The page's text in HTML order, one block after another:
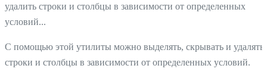
удалить строки и столбцы в зависимости от определенных
условий...
С помощью этой утилиты можно выделять, скрывать и удалять
строки и столбцы в зависимости от определенных условий.